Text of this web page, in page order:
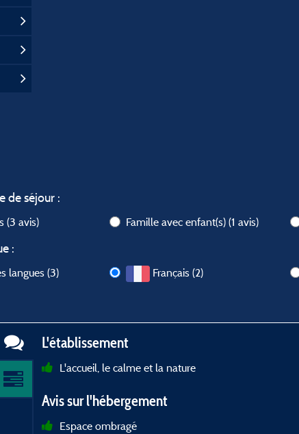
de séjour :
(3 avis) Famille avec enfant(s)(1 avis)
:
langues (3) Français (2)
L'établissement
L'accueil, le calme et la nature
Avis sur l'hébergement
Espace ombragé